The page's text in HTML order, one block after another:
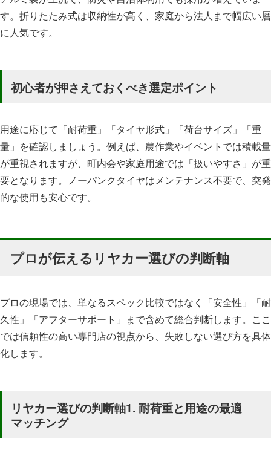
す。折りたたみ式は収納性が高く、家庭から法人まで幅広い層
に人気です。
初心者が押さえておくべき選定ポイント
用途に応じて「耐荷重」「タイヤ形式」「荷台サイズ」「重
量」を確認しましょう。例えば、農作業やイベントでは積載量
が重視されますが、町内会や家庭用途では「扱いやすさ」が重
要となります。ノーパンクタイヤはメンテナンス不要で、突発
的な使用も安心です。
プロが伝えるリヤカー選びの判断軸
プロの現場では、単なるスペック比較ではなく「安全性」「耐
久性」「アフターサポート」まで含めて総合判断します。ここ
では信頼性の高い専門店の視点から、失敗しない選び方を具体
化します。
リヤカー選びの判断軸1. 耐荷重と用途の最適
マッチング